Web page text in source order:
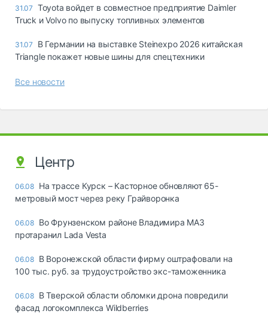
31.07 Toyota войдет в совместное предприятие Daimler
Truck и Volvo по выпуску топливных элементов
31.07
В Германии на выставке Steinexpo 2026 китайская
Triangle покажет новые шины для спецтехники
Все новости
Центр
06.08 На трассе Курск – Касторное обновляют 65-
метровый мост через реку Грайворонка
06.08 Во Фрунзенском районе Владимира МАЗ
протаранил Lada Vesta
06.08 В Воронежской области фирму оштрафовали на
100 тыс. руб. за трудоустройство экс-таможенника
06.08 В Тверской области обломки дрона повредили
фасад логокомплекса Wildberries